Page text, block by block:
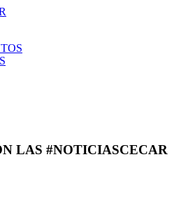
LAS #NOTICIASCECAR